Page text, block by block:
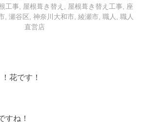
工事 屋根葺き替え 屋根葺き替え工事
座
瀬谷区 神奈川大和市 綾瀬市 職人
職人
直営店
花です！
すね！